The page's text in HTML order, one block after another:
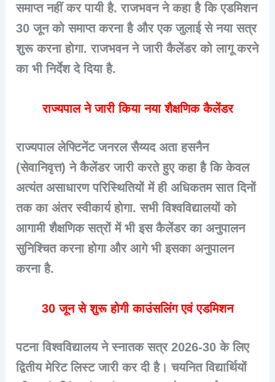
समाप्त नहीं कर पायी है. राजभवन ने कहा है कि एडमिशन
30 जून को समाप्त करना है और एक जुलाई से नया सत्र
शुरू करना होगा. राजभवन ने जारी कैलेंडर को लागू करने
का भी निर्देश दे दिया है.
राज्यपाल ने जारी किया नया शैक्षणिक कैलेंडर
राज्यपाल लेफ्टिनेंट जनरल सैय्यद अता हसनैन
(सेवानिवृत्त) ने कैलेंडर जारी करते हुए कहा है कि केवल
अत्यंत असाधारण परिस्थितियों में ही अधिकतम सात दिनों
तक का अंतर स्वीकार्य होगा. सभी विश्वविद्यालयों को
आगामी शैक्षणिक सत्रों में भी इस कैलेंडर का अनुपालन
सुनिश्चित करना होगा और आगे भी इसका अनुपालन
करना है.
30 जून से शुरू होगी काउंसलिंग एवं एडमिशन
पटना विश्वविद्यालय ने स्नातक सत्र 2026-30 के लिए
द्वितीय मेरिट लिस्ट जारी कर दी है। चयनित विद्यार्थियों